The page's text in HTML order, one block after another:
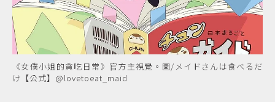
《女僕小姐的貪吃日常》官方主視覺。圖/メイドさんは食べるだ
け【公式】@lovetoeat_maid